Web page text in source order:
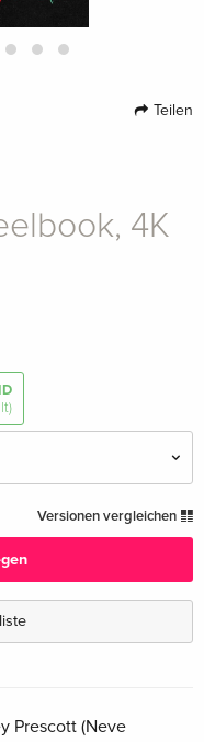
Teilen
4K
CHF 34.90
CHF 38.90
Versionen vergleichen
Prescott (Neve